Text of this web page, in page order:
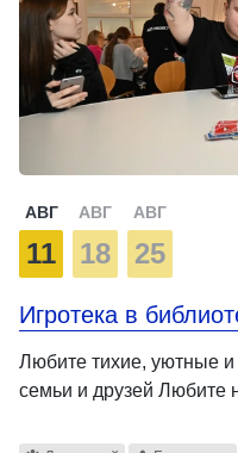
АВГ
11
АВГ
18
АВГ
25
Игротека в
Любите тихие, уютные и
семьи и друзей Любите